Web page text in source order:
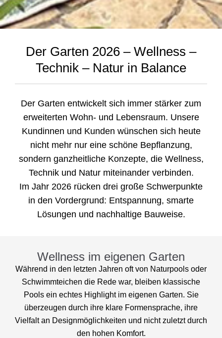
Der Garten 2026 – Wellness –
Technik – Natur in Balance
Der Garten entwickelt sich immer stärker zum
erweiterten Wohn- und Lebensraum. Unsere
Kundinnen und Kunden wünschen sich heute
nicht mehr nur eine schöne Bepflanzung,
sondern ganzheitliche Konzepte, die Wellness,
Technik und Natur miteinander verbinden.
Im Jahr 2026 rücken drei große Schwerpunkte
in den Vordergrund: Entspannung, smarte
Lösungen und nachhaltige Bauweise.
Wellness im eigenen Garten
Während in den letzten Jahren oft von Naturpools oder
Schwimmteichen die Rede war, bleiben klassische
Pools ein echtes Highlight im eigenen Garten. Sie
überzeugen durch ihre klare Formensprache, ihre
Vielfalt an Designmöglichkeiten und nicht zuletzt durch
den hohen Komfort.